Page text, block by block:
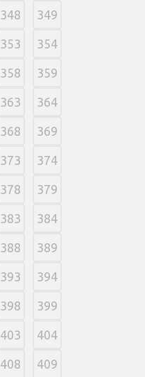
348 349
353 354
358 359
363 364
368 369
373 374
378 379
383 384
388 389
393 394
398 399
403 404
408 409